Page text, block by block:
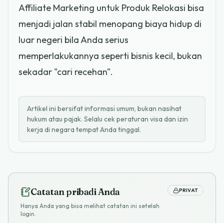
Affiliate Marketing untuk Produk Relokasi bisa
menjadi jalan stabil menopang biaya hidup di
luar negeri bila Anda serius
memperlakukannya seperti bisnis kecil, bukan
sekadar "cari recehan".
Artikel ini bersifat informasi umum, bukan nasihat
hukum atau pajak. Selalu cek peraturan visa dan izin
kerja di negara tempat Anda tinggal.
Catatan pribadi Anda
Hanya Anda yang bisa melihat catatan ini setelah
login.
PRIVAT